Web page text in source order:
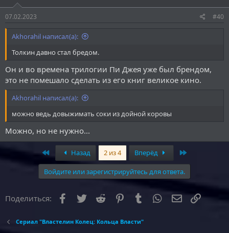
07.02.2023 #40
Akhorahil написал(а):
Толкин давно стал бредом.
Он и во времена трилогии Пи Джея уже был брендом,
это не помешало сделать из его книг великое кино.
Akhorahil написал(а):
можно ведь довыжимать соки из дойной коровы
Можно, но не нужно...
Назад 2 из 4 Вперёд
Войдите или зарегистрируйтесь для ответа.
Поделиться: Facebook
Twitter Reddit PinterestTumblr WhatsAppСсылка
Сериал "Властелин Колец: Кольца Власти"